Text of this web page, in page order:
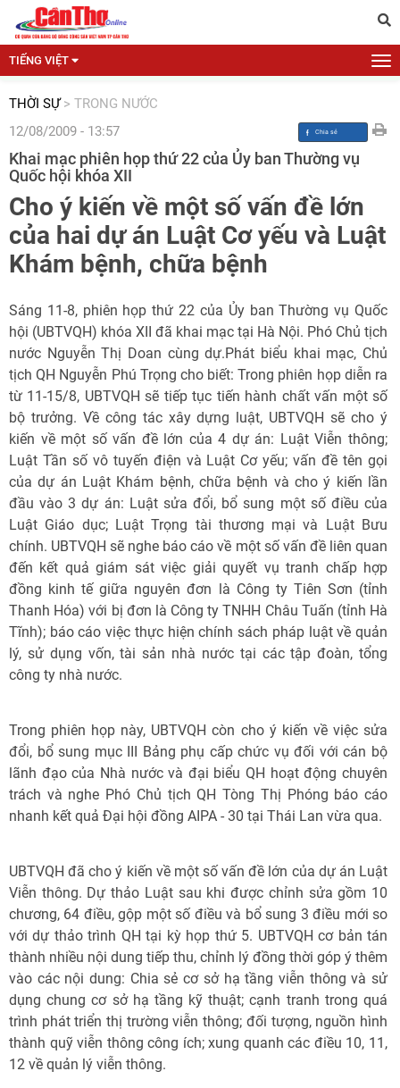
TIẾNG VIỆT
THỜI SỰ > TRONG NƯỚC
12/08/2009 - 13:57
Khai mạc phiên họp thứ 22 của Ủy ban Thường vụ
Quốc hội khóa XII
Cho ý kiến về một số vấn đề lớn
của hai dự án Luật Cơ yếu và Luật
Khám bệnh, chữa bệnh
Sáng 11-8, phiên họp thứ 22 của Ủy ban Thường vụ Quốc
hội (UBTVQH) khóa XII đã khai mạc tại Hà Nội. Phó Chủ tịch
nước Nguyễn Thị Doan cùng dự.Phát biểu khai mạc, Chủ
tịch QH Nguyễn Phú Trọng cho biết: Trong phiên họp diễn ra
từ 11-15/8, UBTVQH sẽ tiếp tục tiến hành chất vấn một số
bộ trưởng. Về công tác xây dựng luật, UBTVQH sẽ cho ý
kiến về một số vấn đề lớn của 4 dự án: Luật Viễn thông;
Luật Tần số vô tuyến điện và Luật Cơ yếu; vấn đề tên gọi
của dự án Luật Khám bệnh, chữa bệnh và cho ý kiến lần
đầu vào 3 dự án: Luật sửa đổi, bổ sung một số điều của
Luật Giáo dục; Luật Trọng tài thương mại và Luật Bưu
chính. UBTVQH sẽ nghe báo cáo về một số vấn đề liên quan
đến kết quả giám sát việc giải quyết vụ tranh chấp hợp
đồng kinh tế giữa nguyên đơn là Công ty Tiên Sơn (tỉnh
Thanh Hóa) với bị đơn là Công ty TNHH Châu Tuấn (tỉnh Hà
Tĩnh); báo cáo việc thực hiện chính sách pháp luật về quản
lý, sử dụng vốn, tài sản nhà nước tại các tập đoàn, tổng
công ty nhà nước.
Trong phiên họp này, UBTVQH còn cho ý kiến về việc sửa
đổi, bổ sung mục III Bảng phụ cấp chức vụ đối với cán bộ
lãnh đạo của Nhà nước và đại biểu QH hoạt động chuyên
trách và nghe Phó Chủ tịch QH Tòng Thị Phóng báo cáo
nhanh kết quả Đại hội đồng AIPA - 30 tại Thái Lan vừa qua.
UBTVQH đã cho ý kiến về một số vấn đề lớn của dự án Luật
Viễn thông. Dự thảo Luật sau khi được chỉnh sửa gồm 10
chương, 64 điều, gộp một số điều và bổ sung 3 điều mới so
với dự thảo trình QH tại kỳ họp thứ 5. UBTVQH cơ bản tán
thành nhiều nội dung tiếp thu, chỉnh lý đồng thời góp ý thêm
vào các nội dung: Chia sẻ cơ sở hạ tầng viễn thông và sử
dụng chung cơ sở hạ tầng kỹ thuật; cạnh tranh trong quá
trình phát triển thị trường viễn thông; đối tượng, nguồn hình
thành quỹ viễn thông công ích; xung quanh các điều 10, 11,
12 về quản lý viễn thông.